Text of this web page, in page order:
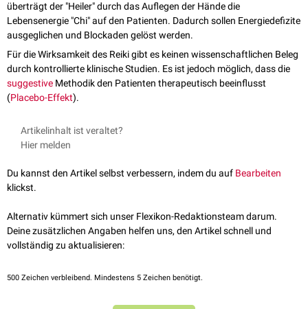
überträgt der "Heiler" durch das Auflegen der Hände die
Lebensenergie "Chi" auf den Patienten. Dadurch sollen Energiedefizite
ausgeglichen und Blockaden gelöst werden.
Für die Wirksamkeit des Reiki gibt es keinen wissenschaftlichen Beleg
durch kontrollierte klinische Studien. Es ist jedoch möglich, dass die
suggestive Methodik den Patienten therapeutisch beeinflusst
(Placebo-Effekt).
Artikelinhalt ist veraltet?
Hier melden
Du kannst den Artikel selbst verbessern, indem du auf Bearbeiten
klickst.
Alternativ kümmert sich unser Flexikon-Redaktionsteam darum.
Deine zusätzlichen Angaben helfen uns, den Artikel schnell und
vollständig zu aktualisieren:
500 Zeichen verbleibend. Mindestens 5 Zeichen benötigt.